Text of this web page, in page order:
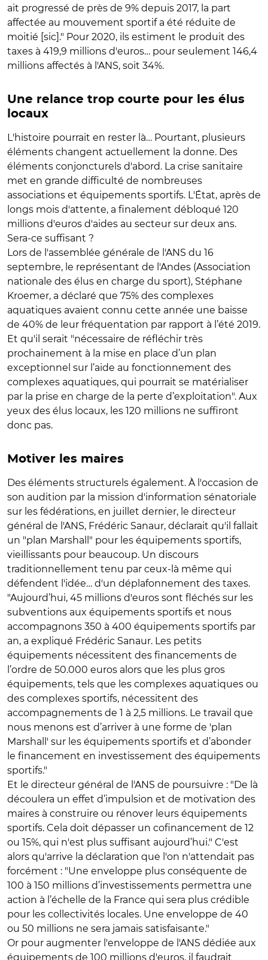
ait progressé de près de 9% depuis 2017, la part
affectée au mouvement sportif a été réduite de
moitié [sic]." Pour 2020, ils estiment le produit des
taxes à 419,9 millions d'euros… pour seulement 146,4
millions affectés à l'ANS, soit 34%.
Une relance trop courte pour les élus
locaux
L'histoire pourrait en rester là… Pourtant, plusieurs
éléments changent actuellement la donne. Des
éléments conjoncturels d'abord. La crise sanitaire
met en grande difficulté de nombreuses
associations et équipements sportifs. L'État, après de
longs mois d'attente, a finalement débloqué 120
millions d'euros d'aides au secteur sur deux ans.
Sera-ce suffisant ?
Lors de l'assemblée générale de l'ANS du 16
septembre, le représentant de l'Andes (Association
nationale des élus en charge du sport), Stéphane
Kroemer, a déclaré que 75% des complexes
aquatiques avaient connu cette année une baisse
de 40% de leur fréquentation par rapport à l’été 2019.
Et qu'il serait "nécessaire de réfléchir très
prochainement à la mise en place d’un plan
exceptionnel sur l’aide au fonctionnement des
complexes aquatiques, qui pourrait se matérialiser
par la prise en charge de la perte d’exploitation". Aux
yeux des élus locaux, les 120 millions ne suffiront
donc pas.
Motiver les maires
Des éléments structurels également. À l'occasion de
son audition par la mission d'information sénatoriale
sur les fédérations, en juillet dernier, le directeur
général de l'ANS, Frédéric Sanaur, déclarait qu'il fallait
un "plan Marshall" pour les équipements sportifs,
vieillissants pour beaucoup. Un discours
traditionnellement tenu par ceux-là même qui
défendent l'idée… d'un déplafonnement des taxes.
"Aujourd’hui, 45 millions d'euros sont fléchés sur les
subventions aux équipements sportifs et nous
accompagnons 350 à 400 équipements sportifs par
an, a expliqué Frédéric Sanaur. Les petits
équipements nécessitent des financements de
l’ordre de 50.000 euros alors que les plus gros
équipements, tels que les complexes aquatiques ou
des complexes sportifs, nécessitent des
accompagnements de 1 à 2,5 millions. Le travail que
nous menons est d’arriver à une forme de 'plan
Marshall' sur les équipements sportifs et d’abonder
le financement en investissement des équipements
sportifs."
Et le directeur général de l'ANS de poursuivre : "De là
découlera un effet d’impulsion et de motivation des
maires à construire ou rénover leurs équipements
sportifs. Cela doit dépasser un cofinancement de 12
ou 15%, qui n'est plus suffisant aujourd’hui." C'est
alors qu'arrive la déclaration que l'on n'attendait pas
forcément : "Une enveloppe plus conséquente de
100 à 150 millions d’investissements permettra une
action à l’échelle de la France qui sera plus crédible
pour les collectivités locales. Une enveloppe de 40
ou 50 millions ne sera jamais satisfaisante."
Or pour augmenter l'enveloppe de l'ANS dédiée aux
équipements de 100 millions d'euros, il faudrait